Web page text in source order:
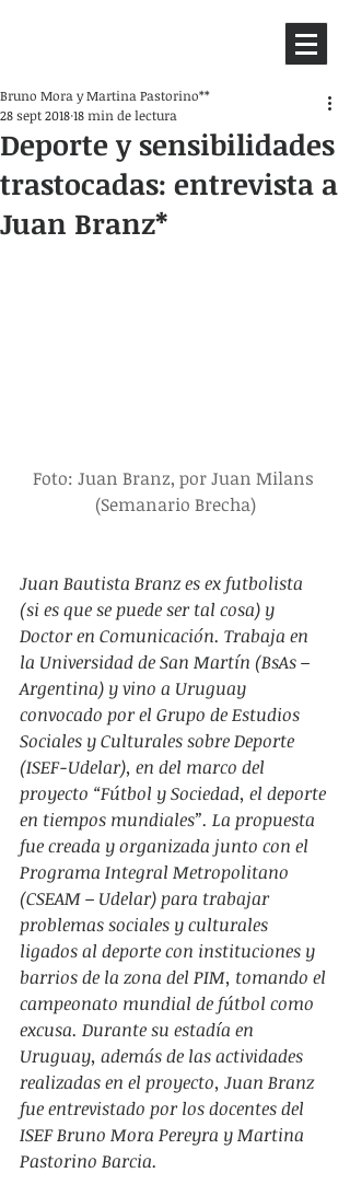
Deporte y sensibilidades
trastocadas: entrevista a
Juan Branz*
Bruno Mora y Martina Pastorino**
28 sept 201818 min de lectura
Foto: Juan Branz, por Juan Milans
(Semanario Brecha)
Juan Bautista Branz es ex futbolista
(si es que se puede ser tal cosa) y
Doctor en Comunicación. Trabaja en
la Universidad de San Martín (BsAs –
Argentina) y vino a Uruguay
convocado por el Grupo de Estudios
Sociales y Culturales sobre Deporte
(ISEF-Udelar), en del marco del
proyecto “Fútbol y Sociedad, el deporte
en tiempos mundiales”. La propuesta
fue creada y organizada junto con el
Programa Integral Metropolitano
(CSEAM – Udelar) para trabajar
problemas sociales y culturales
ligados al deporte con instituciones y
barrios de la zona del PIM, tomando el
campeonato mundial de fútbol como
excusa. Durante su estadía en
Uruguay, además de las actividades
realizadas en el proyecto, Juan Branz
fue entrevistado por los docentes del
ISEF Bruno Mora Pereyra y Martina
Pastorino Barcia.